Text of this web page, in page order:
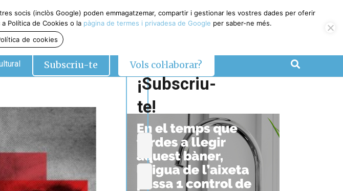
Subscriu-te Vols col·laborar?
¡Subscriu-
te!
socis (inclòs Google) poden emmagatzemar, compartir i gestionar les vostres dades per oferir
Política de Cookies o la pàgina de termes i privadesa de Google per saber-ne més.
de cookies